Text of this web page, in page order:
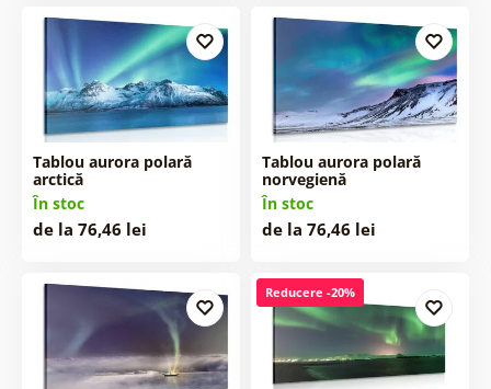
Tablou aurora polară
arctică
În stoc
de la 76,46 lei
Tablou aurora polară
norvegienă
În stoc
de la 76,46 lei
Reducere -20%